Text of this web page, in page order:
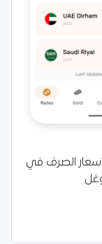
الصرف في